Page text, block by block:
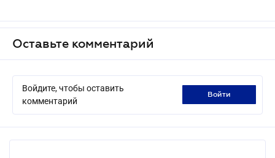
Оставьте комментарий
Войдите, чтобы оставить
комментарий
войти